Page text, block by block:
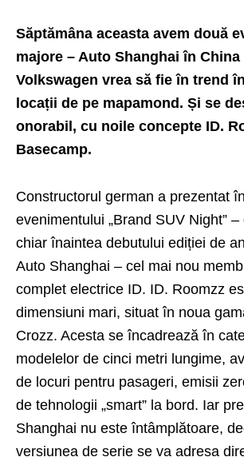
Săptămâna aceasta avem două
majore – Auto Shanghai în China
Volkswagen vrea să fie în trend
locații de pe mapamond. Și se
onorabil, cu noile concepte ID.
Basecamp.
Constructorul german a prezentat
evenimentului „Brand SUV Night”
chiar înaintea debutului ediției de
Auto Shanghai – cel mai nou
complet electrice ID. ID. Roomzz
dimensiuni mari, situat în noua
Crozz. Acesta se încadrează în
modelelor de cinci metri lungime,
de locuri pentru pasageri, emisii
de tehnologii „smart” la bord. Iar
Shanghai nu este întâmplătoare,
versiunea de serie se va adresa